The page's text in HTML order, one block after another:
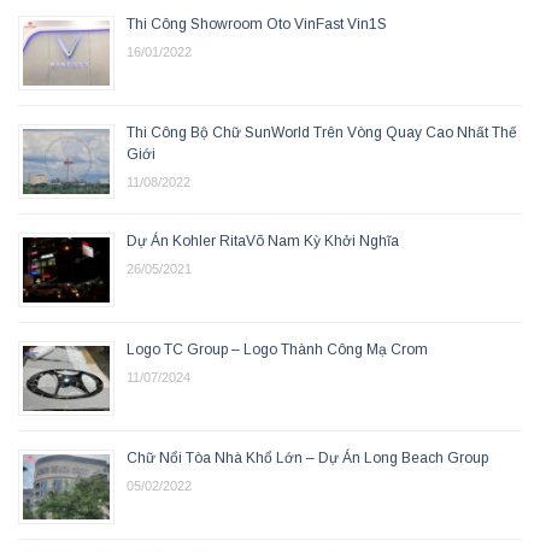
Thi Công Showroom Oto VinFast Vin1S
16/01/2022
Thi Công Bộ Chữ SunWorld Trên Vòng Quay Cao Nhất Thế
Giới
11/08/2022
Dự Án Kohler RitaVõ Nam Kỳ Khởi Nghĩa
26/05/2021
Logo TC Group – Logo Thành Công Mạ Crom
11/07/2024
Chữ Nổi Tòa Nhà Khổ Lớn – Dự Án Long Beach Group
05/02/2022